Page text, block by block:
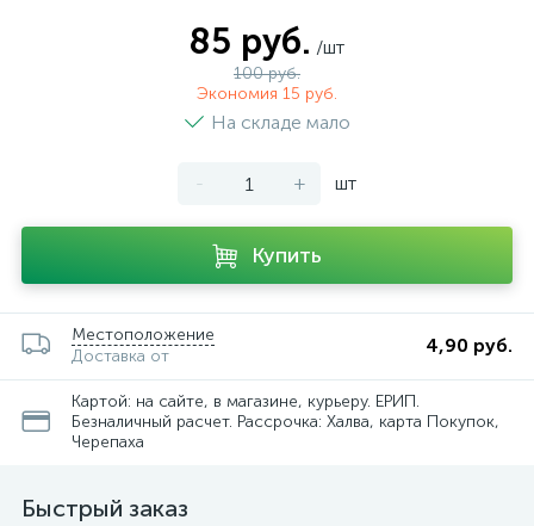
85 руб. /шт
100 руб.
Экономия 15 руб.
На складе мало
- + шт
Купить
Местоположение
Доставка от
4,90 руб.
Картой: на сайте, в магазине, курьеру. ЕРИП.
Безналичный расчет. Рассрочка: Халва, карта Покупок,
Черепаха
Быстрый заказ